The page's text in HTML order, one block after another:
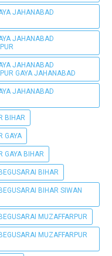
JAHANABAD
JAHANABAD
JAHANABAD
GAYA JAHANABAD
JAHANABAD
BIHAR
GAYA
GAYA BIHAR
BIHAR
BIHAR SIWAN
MUZAFFARPUR
MUZAFFARPUR